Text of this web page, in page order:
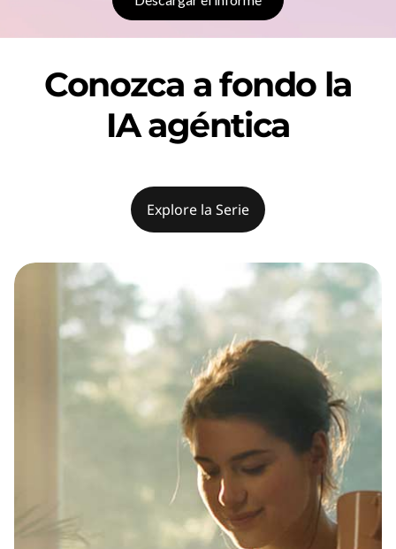
Conozca a fondo la
IA agéntica
Explore la Serie